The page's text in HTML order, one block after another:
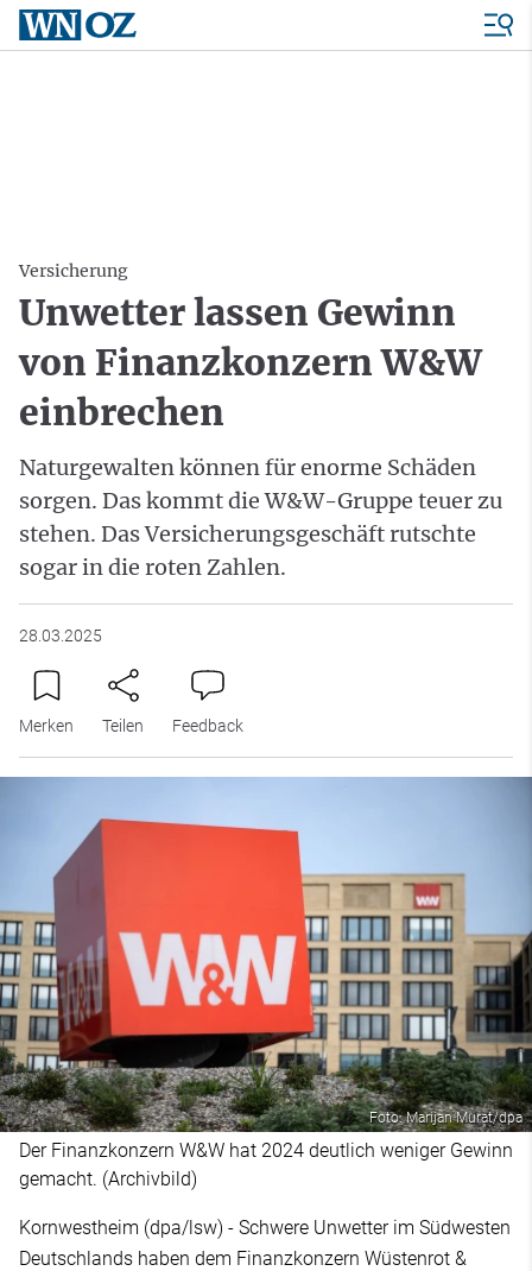
Versicherung
Unwetter lassen Gewinn
von Finanzkonzern W&W
einbrechen
Naturgewalten können für enorme Schäden
sorgen. Das kommt die W&W-Gruppe teuer zu
stehen. Das Versicherungsgeschäft rutschte
sogar in die roten Zahlen.
28.03.2025
Merken Teilen Feedback
Foto: Marijan Murat/dpa
Der Finanzkonzern W&W hat 2024 deutlich weniger Gewinn
gemacht. (Archivbild)
Kornwestheim (dpa/lsw) - Schwere Unwetter im Südwesten
Deutschlands haben dem Finanzkonzern Wüstenrot &